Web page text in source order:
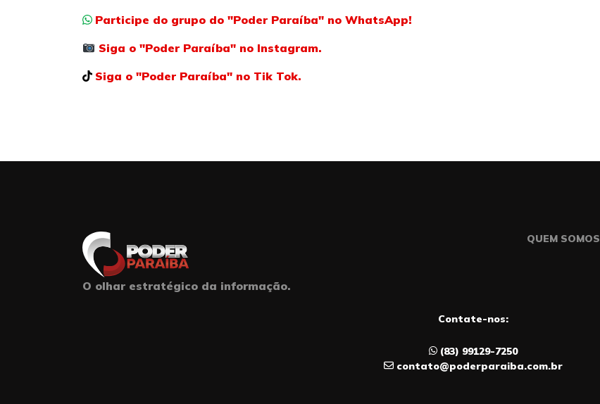
Participe do grupo do "Poder Paraíba" no WhatsApp!
Siga o "Poder Paraíba" no Instagram.
Siga o "Poder Paraíba" no Tik Tok.
O olhar estratégico da informação.
QUEM SOMOS
Contate-nos:
(83) 99129-7250
contato@poderparaiba.com.br